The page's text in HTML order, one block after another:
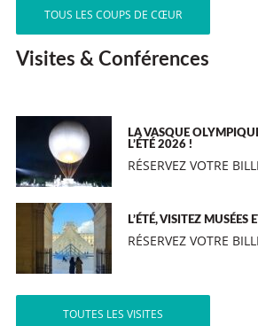
TOUS LES COUPS DE CŒUR
Visites & Conférences
LA VASQUE
L’ÉTÉ 2026 !
RÉSERVEZ VOTRE
L’ÉTÉ, VISITEZ MUSÉES
RÉSERVEZ VOTRE
TOUTES LES VISITES